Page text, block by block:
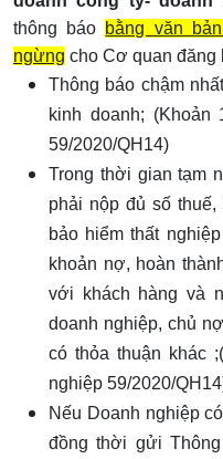
thông báo bằng văn
ngừng cho Cơ quan đăng
Thông báo chậm
kinh doanh; (Khoản
59/2020/QH14)
Trong thời gian tạm
phải nộp đủ số
bảo hiểm thất
khoản nợ, hoàn
với khách hàng và
doanh nghiệp, chủ
có thỏa thuận khác
nghiệp 59/2020/
Nếu Doanh nghiệp
đồng thời gửi